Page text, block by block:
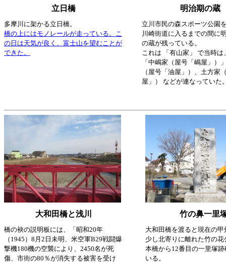
立日橋 明治期の蔵
多摩川に架かる立日橋。
橋の上にはモノレールが走っている。こ
の日は天気が良く、富士山を望むことが
できた。
立川市民の森スポーツ公園
川崎街道に入るまでの間に
の蔵が残っている。
これは 「有山家」 で当時は
「中嶋家（屋号「嶋屋」）
（屋号「油屋」）、土方家
屋」） などが連なっていた
大和田橋と浅川 竹の鼻一里
橋の袂の説明板には、「昭和20年
（1945）8月2日未明、米空軍B29戦闘爆
撃機180機の空襲により、2450名が死
傷、市街の80％が消失する被害を受け
大和田橋を渡ると現在の甲
少し北寄りに離れた竹の花
本橋から12番目の一里塚
いる。